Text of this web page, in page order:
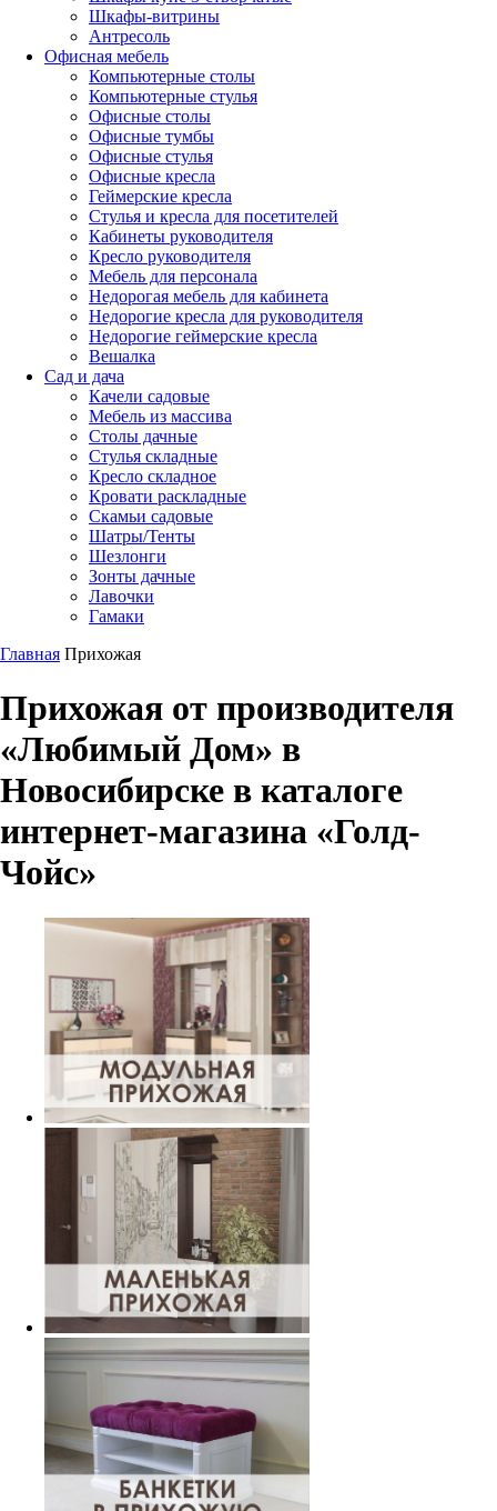
Шкафы-витрины
Антресоль
Офисная мебель
Компьютерные столы
Компьютерные стулья
Офисные столы
Офисные тумбы
Офисные стулья
Офисные кресла
Геймерские кресла
Стулья и кресла для посетителей
Кабинеты руководителя
Кресло руководителя
Мебель для персонала
Недорогая мебель для кабинета
Недорогие кресла для руководителя
Недорогие геймерские кресла
Вешалка
Сад и дача
Качели садовые
Мебель из массива
Столы дачные
Стулья складные
Кресло складное
Кровати раскладные
Скамьи садовые
Шатры/Тенты
Шезлонги
Зонты дачные
Лавочки
Гамаки
Главная Прихожая
Прихожая от производителя
«Любимый Дом» в
Новосибирске в каталоге
интернет-магазина «Голд-
Чойс»